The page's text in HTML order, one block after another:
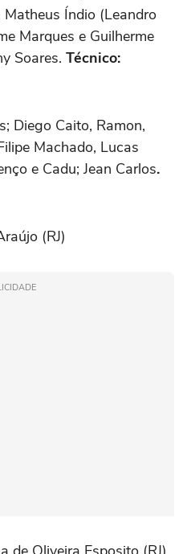
Índio (Leandro
Marques e Guilherme
Soares. Técnico:
Diego Caito, Ramon,
Machado, Lucas
e Cadu; Jean Carlos.
(RJ)